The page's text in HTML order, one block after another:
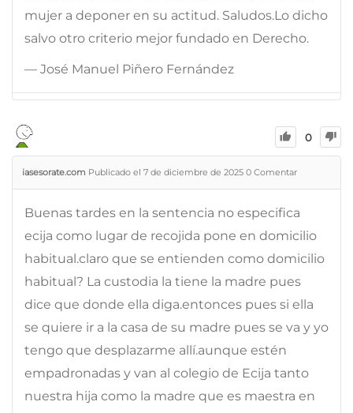
mujer a deponer en su actitud. Saludos.Lo dicho
salvo otro criterio mejor fundado en Derecho.
— José Manuel Piñero Fernández
0
iasesorate.com Publicado el 7 de diciembre de 2025 0 Comentar
Buenas tardes en la sentencia no especifica
ecija como lugar de recojida pone en domicilio
habitual.claro que se entienden como domicilio
habitual? La custodia la tiene la madre pues
dice que donde ella diga.entonces pues si ella
se quiere ir a la casa de su madre pues se va y yo
tengo que desplazarme allí.aunque estén
empadronadas y van al colegio de Ecija tanto
nuestra hija como la madre que es maestra en